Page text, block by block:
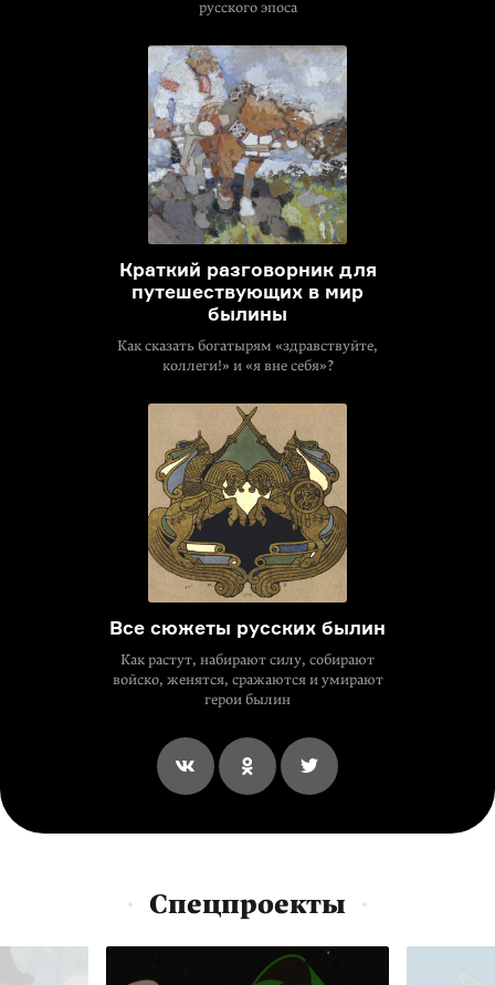
русского эпоса
Краткий разговорник для
путешествующих в мир
былины
Как сказать богатырям «здравствуйте,
коллеги!» и «я вне себя»?
Все сюжеты русских былин
Как растут, набирают силу, собирают
войско, женятся, сражаются и умирают
герои былин
Спецпроекты